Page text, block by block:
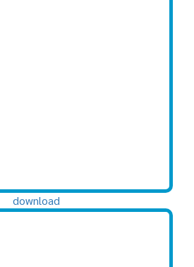
download